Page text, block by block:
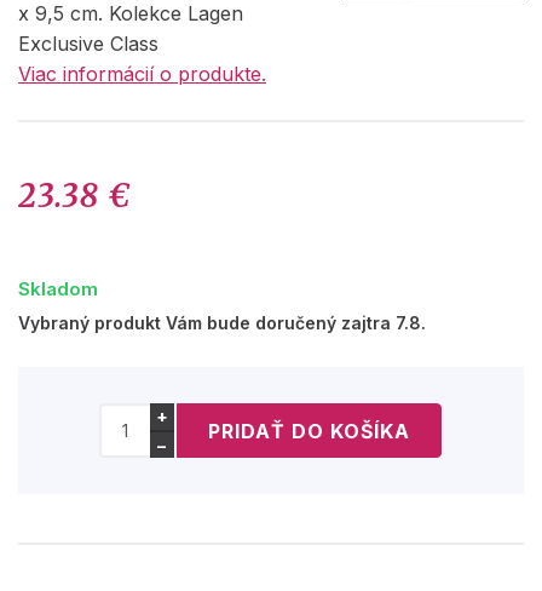
x 9,5 cm. Kolekce Lagen
Exclusive Class
Viac informácií o produkte.
23.38 €
Skladom
Vybraný produkt Vám bude doručený zajtra 7.8.
+
−